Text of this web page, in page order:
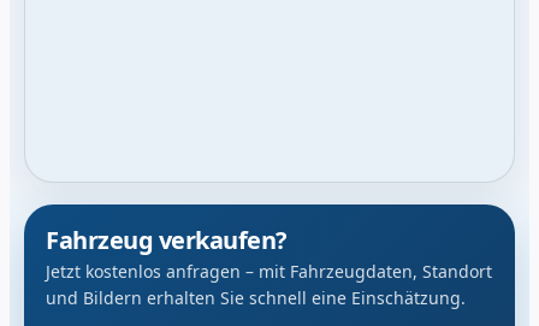
Fahrzeug verkaufen?
Jetzt kostenlos anfragen – mit Fahrzeugdaten, Standort
und Bildern erhalten Sie schnell eine Einschätzung.